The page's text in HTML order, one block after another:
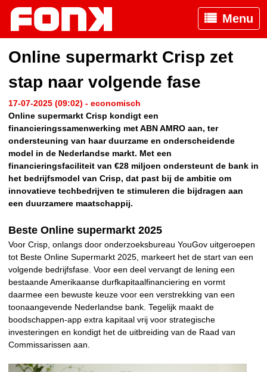
Menu
Online supermarkt Crisp zet
stap naar volgende fase
17-07-2025 (09:02) - economisch
Online supermarkt Crisp kondigt een
financieringssamenwerking met ABN AMRO aan, ter
ondersteuning van haar duurzame en onderscheidende
model in de Nederlandse markt. Met een
financieringsfaciliteit van €28 miljoen ondersteunt de bank in
het bedrijfsmodel van Crisp, dat past bij de ambitie om
innovatieve techbedrijven te stimuleren die bijdragen aan
een duurzamere maatschappij.
Beste Online supermarkt 2025
Voor Crisp, onlangs door onderzoeksbureau YouGov uitgeroepen
tot Beste Online Supermarkt 2025, markeert het de start van een
volgende bedrijfsfase. Voor een deel vervangt de lening een
bestaande Amerikaanse durfkapitaalfinanciering en vormt
daarmee een bewuste keuze voor een verstrekking van een
toonaangevende Nederlandse bank. Tegelijk maakt de
boodschappen-app extra kapitaal vrij voor strategische
investeringen en kondigt het de uitbreiding van de Raad van
Commissarissen aan.